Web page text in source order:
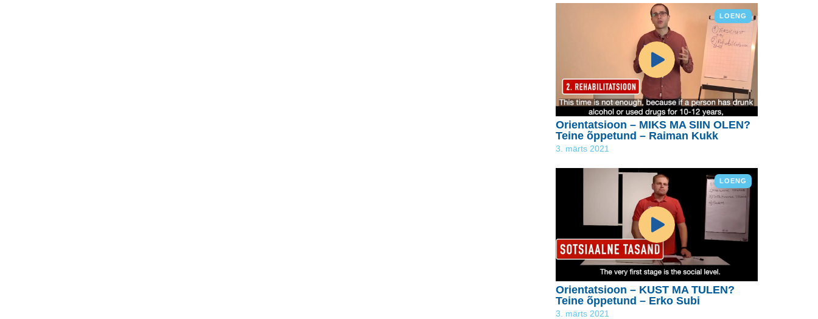
LOENG
Orientatsioon – MIKS MA SIIN OLEN?
Teine õppetund – Raiman Kukk
3. märts 2021
LOENG
Orientatsioon – KUST MA TULEN?
Teine õppetund – Erko Subi
3. märts 2021